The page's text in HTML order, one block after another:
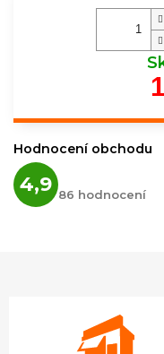
Hodnocení obchodu
4,9 hodnocení
obchodu
86 hodnocení